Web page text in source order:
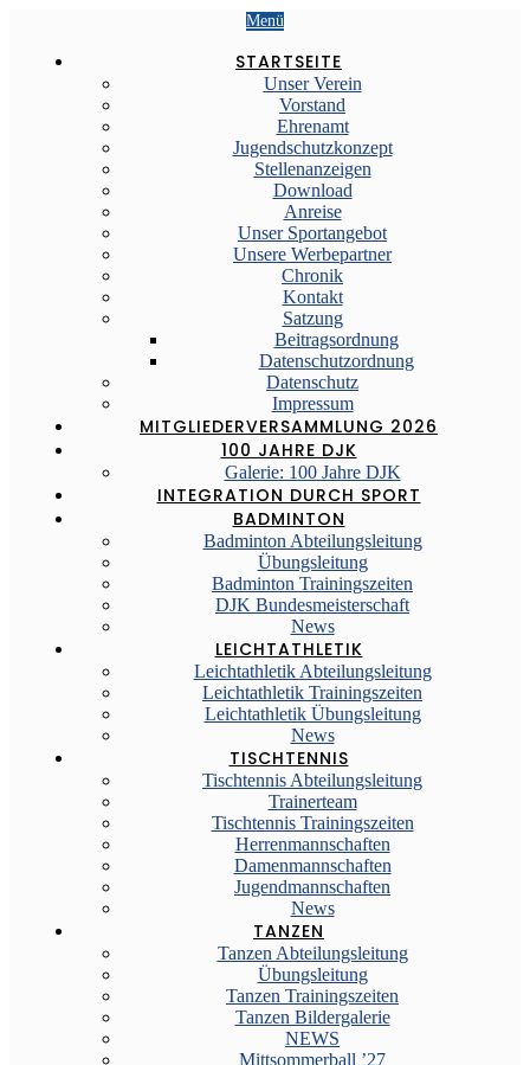
Menü
STARTSEITE
Unser Verein
Vorstand
Ehrenamt
Jugendschutzkonzept
Stellenanzeigen
Download
Anreise
Unser Sportangebot
Unsere Werbepartner
Chronik
Kontakt
Satzung
Beitragsordnung
Datenschutzordnung
Datenschutz
Impressum
MITGLIEDERVERSAMMLUNG 2026
100 JAHRE DJK
Galerie: 100 Jahre DJK
INTEGRATION DURCH SPORT
BADMINTON
Badminton Abteilungsleitung
Übungsleitung
Badminton Trainingszeiten
DJK Bundesmeisterschaft
News
LEICHTATHLETIK
Leichtathletik Abteilungsleitung
Leichtathletik Trainingszeiten
Leichtathletik Übungsleitung
News
TISCHTENNIS
Tischtennis Abteilungsleitung
Trainerteam
Tischtennis Trainingszeiten
Herrenmannschaften
Damenmannschaften
Jugendmannschaften
News
TANZEN
Tanzen Abteilungsleitung
Übungsleitung
Tanzen Trainingszeiten
Tanzen Bildergalerie
NEWS
Mittsommerball ’27